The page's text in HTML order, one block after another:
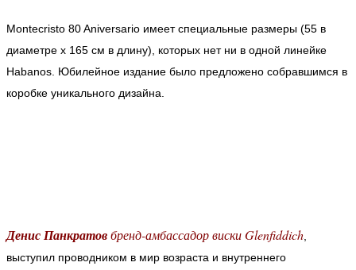
Montecristo 80 Aniversario имеет специальные размеры (55 в
диаметре x 165 см в длину), которых нет ни в одной линейке
Habanos. Юбилейное издание было предложено собравшимся в
коробке уникального дизайна.
Денис Панкратовбренд-амбассадор виски Glenfiddich
выступил проводником в мир возраста и внутреннего